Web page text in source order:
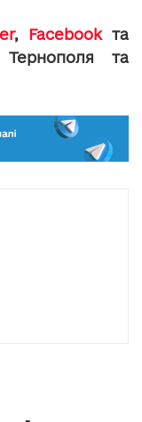
, Facebookта
та